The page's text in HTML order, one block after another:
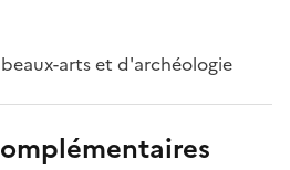
arts et d'archéologie